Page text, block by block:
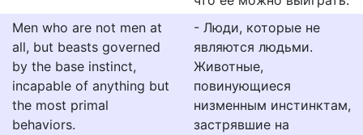
Men who are not men at
all, but beasts governed
by the base instinct,
incapable of anything but
the most primal
behaviors.
- Люди, которые не
являются людьми.
Животные,
повинующиеся
низменным инстинктам,
застрявшие на